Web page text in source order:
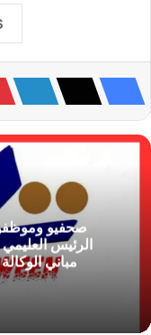
صحفيو وموظفو
الرئيس
مباني